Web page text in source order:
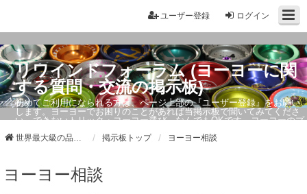
ログイン
ユーザー登録
リワインドフォーラム (ヨーヨーに関
する質問・交流の掲示板)
初めてご利用になられる方は、ページ上部の『ユーザー登録』をお願い
します。ヨーヨーでお困りのことがあれば当掲示板で聞いてみてくださ
い。できないトリック・ヨーヨー選び、なんでもOKです。ヨーヨーのプ
世界最大級の品ぞろえ ヨーヨーストア「リワインド」 掲示板トップ ヨーヨー相談
ヨーヨー相談